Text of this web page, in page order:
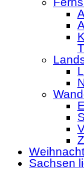
Sachsen